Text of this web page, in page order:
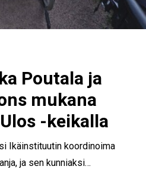
Poutala ja
mukana
-keikalla
Ikäinstituutin koordinoima
ja sen kunniaksi…